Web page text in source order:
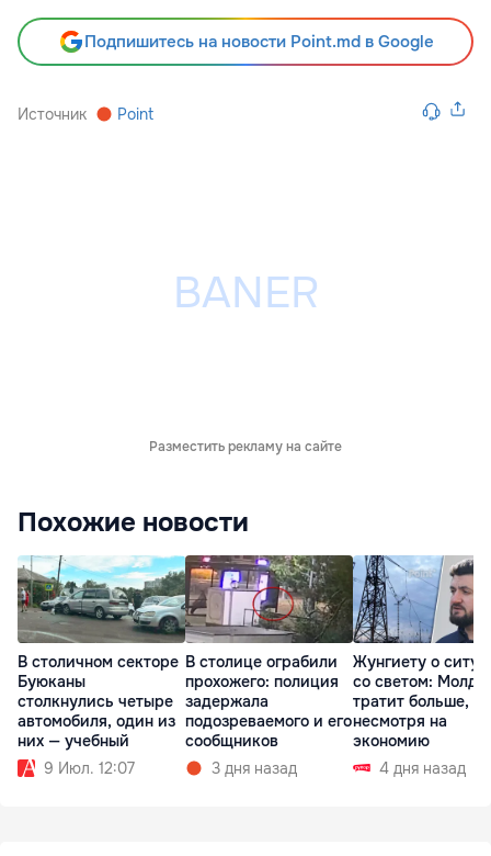
Подпишитесь на новости Point.md в Google
Источник Point
Разместить рекламу на сайте
Похожие новости
В столичном секторе
Буюканы
столкнулись четыре
автомобиля, один из
них — учебный
9 Июл. 12:07
В столице ограбили
прохожего: полиция
задержала
подозреваемого и его
сообщников
3 дня назад
Жунгиету о
со светом:
тратит больше,
несмотря на
экономию
4 дня назад